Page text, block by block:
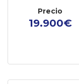
Precio
19.900€